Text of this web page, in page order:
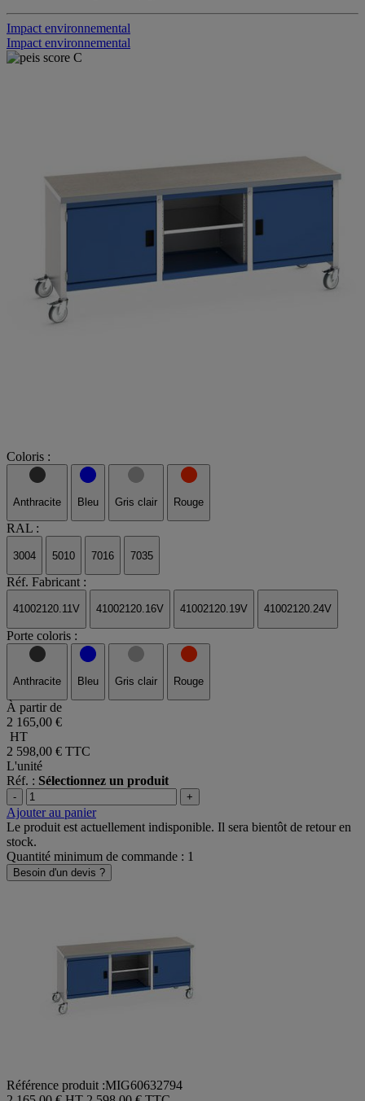
Impact environnemental
Impact environnemental
Coloris :
Anthracite Bleu Gris clair Rouge
RAL :
3004 5010 7016 7035
Réf. Fabricant :
41002120.11V 41002120.16V 41002120.19V 41002120.24V
Porte coloris :
Anthracite Bleu Gris clair Rouge
À partir de
2 165,00 €
HT
2 598,00 € TTC
L'unité
Réf. : Sélectionnez un produit
- +
Ajouter au panier
Le produit est actuellement indisponible. Il sera bientôt de retour en
stock.
Quantité minimum de commande : 1
Besoin d'un devis ?
Référence produit :MIG60632794